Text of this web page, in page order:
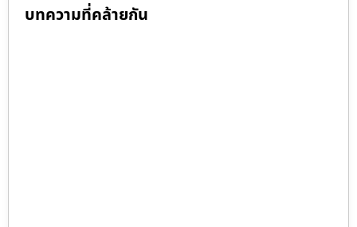
บทความที่คล้ายกัน